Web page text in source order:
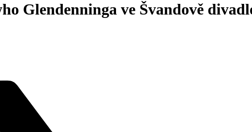
Glendenninga ve Švandově